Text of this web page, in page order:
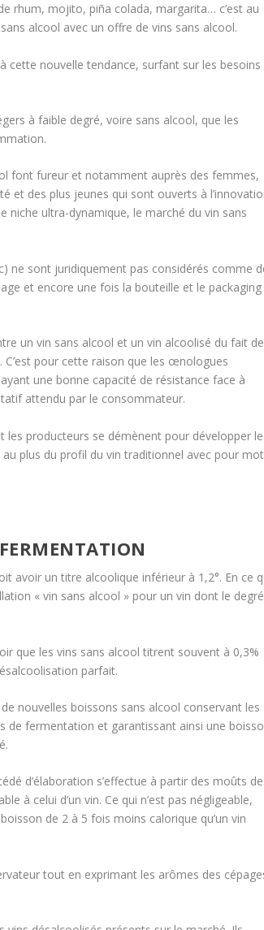
rhum, mojito, piña colada, margarita… c’est au
alcool avec un offre de vins sans alcool.
cette nouvelle tendance, surfant sur les besoins
à faible degré, voire sans alcool, que les
font fureur et notamment auprès des femmes,
et des plus jeunes qui sont ouverts à
niche ultra-dynamique, le marché du vin sans
ne sont juridiquement pas considérés comme
et encore une fois la bouteille et le packaging
un vin sans alcool et un vin alcoolisé du fait de
C’est pour cette raison que les œnologues
une bonne capacité de résistance face à
attendu par le consommateur.
les producteurs se démènent pour développer le
plus du profil du vin traditionnel avec pour
avoir un titre alcoolique inférieur à 1,2°. En ce
« vin sans alcool » pour un vin dont le degré
que les vins sans alcool titrent souvent à 0,3%
parfait.
nouvelles boissons sans alcool conservant les
de fermentation et garantissant ainsi une
d’élaboration s’effectue à partir des moûts
à celui d’un vin. Ce qui n’est pas négligeable,
de 2 à 5 fois moins calorique qu’un vin
tout en exprimant les arômes des